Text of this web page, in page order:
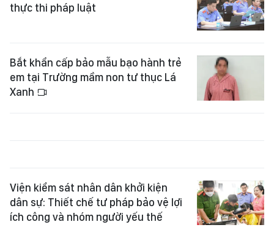
thực thi pháp luật
Bắt khẩn cấp bảo mẫu bạo hành trẻ
em tại Trường mầm non tư thục Lá
Xanh
Viện kiểm sát nhân dân khởi kiện
dân sự: Thiết chế tư pháp bảo vệ lợi
ích công và nhóm người yếu thế